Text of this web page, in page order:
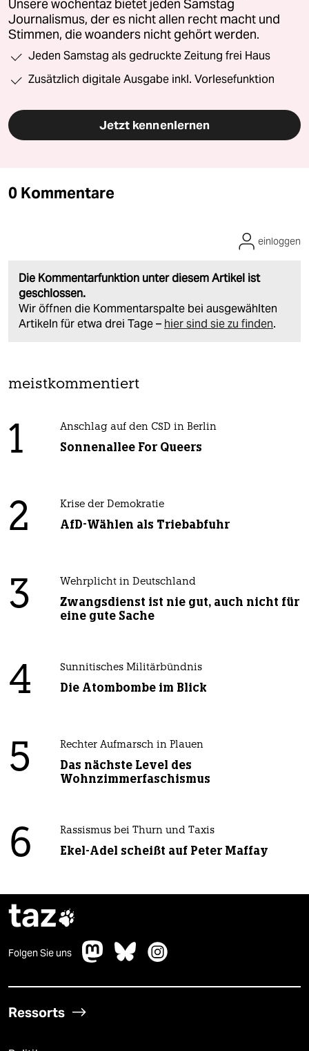
Unsere wochentaz bietet jeden Samstag
Journalismus, der es nicht allen recht macht und
Stimmen, die woanders nicht gehört werden.
Jeden Samstag als gedruckte Zeitung frei Haus
Zusätzlich digitale Ausgabe inkl. Vorlesefunktion
Jetzt kennenlernen
0 Kommentare
Die Kommentarfunktion unter diesem Artikel ist
geschlossen.
Wir öffnen die Kommentarspalte bei ausgewählten
Artikeln für etwa drei Tage – hier sind sie zu finden.
einloggen
meistkommentiert
1 Anschlag auf den CSD in Berlin
Sonnenallee For Queers
2 Krise der Demokratie
AfD-Wählen als Triebabfuhr
3 Wehrplicht in Deutschland
Zwangsdienst ist nie gut, auch nicht für
eine gute Sache
4 Sunnitisches Militärbündnis
Die Atombombe im Blick
5 Rechter Aufmarsch in Plauen
Das nächste Level des
Wohnzimmerfaschismus
6 Rassismus bei Thurn und Taxis
Ekel-Adel scheißt auf Peter Maffay
taz
Folgen Sie uns
Ressorts